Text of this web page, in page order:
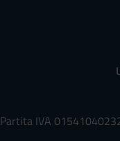
Partita IVA